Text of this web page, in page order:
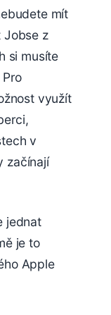
mít
z
si musíte
využít
v
začínají
jednat
je to
Apple